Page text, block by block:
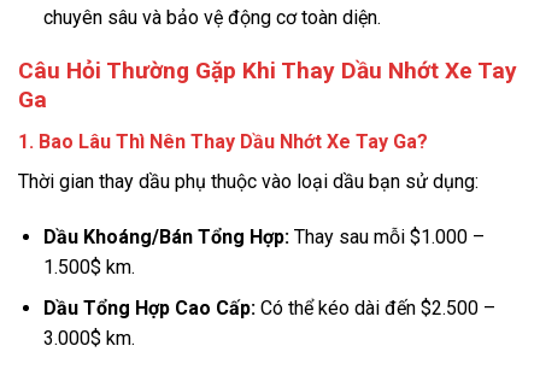
chuyên sâu và bảo vệ động cơ toàn diện.
Câu Hỏi Thường Gặp Khi Thay Dầu Nhớt Xe Tay
Ga
1. Bao Lâu Thì Nên Thay Dầu Nhớt Xe Tay Ga?
Thời gian thay dầu phụ thuộc vào loại dầu bạn sử dụng:
Dầu Khoáng/Bán Tổng Hợp:Thay sau mỗi $1.000 –
1.500$ km.
Dầu Tổng Hợp Cao Cấp:Có thể kéo dài đến $2.500 –
3.000$ km.